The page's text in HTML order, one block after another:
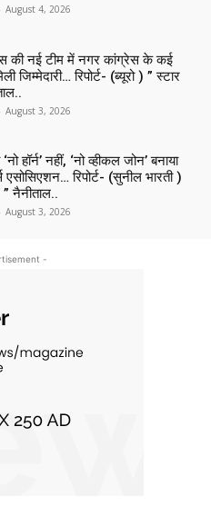
- August 4, 2026
की नई टीम में नगर कांग्रेस के कई
जिम्मेदारी… रिपोर्ट- (ब्यूरो ) ” स्टार
- August 3, 2026
हॉर्न’ नहीं, ‘नो व्हीकल जोन’ बनाया
एसोसिएशन… रिपोर्ट- (सुनील भारती )
नैनीताल..
- August 3, 2026
-